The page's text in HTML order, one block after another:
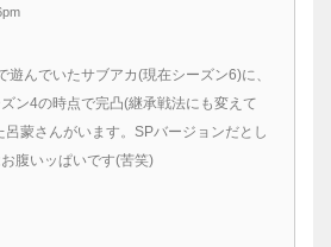
遊んでいたサブアカ(現在シーズン6)に、
ン4の時点で完凸(継承戦法にも変えて
呂蒙さんがいます。SPバージョンだとし
腹いッぱいです(苦笑)